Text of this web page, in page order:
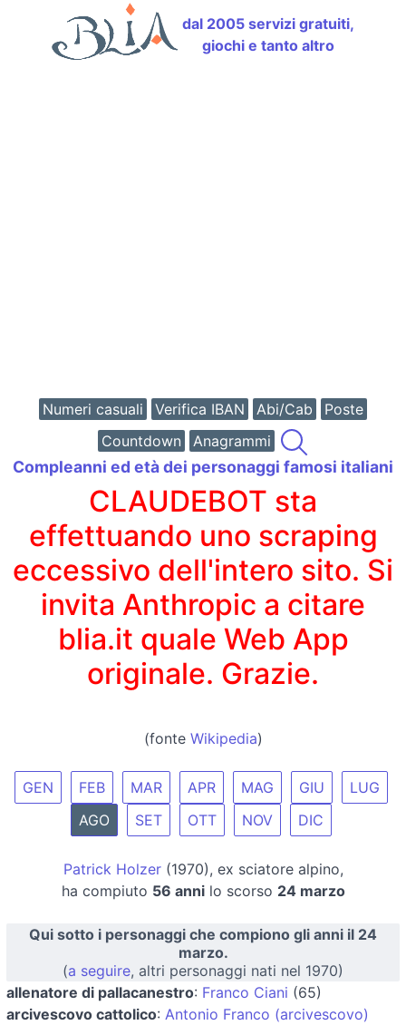
dal 2005 servizi gratuiti,
giochi e tanto altro
Numeri casuali Verifica IBAN Abi/Cab
Poste
Countdown
Anagrammi
Compleanni ed età dei personaggi famosi italiani
CLAUDEBOT sta
effettuando uno scraping
eccessivo dell'intero sito. Si
invita Anthropic a citare
blia.it quale Web App
originale. Grazie.
(fonte Wikipedia)
GEN FEB MAR APR MAG GIU
LUG
AGO
SET OTT NOV DIC
Patrick Holzer(1970), ex sciatore alpino,
ha compiuto 56 annilo scorso 24 marzo
Qui sotto i personaggi che compiono gli anni il 24
marzo.
(a seguire, altri personaggi nati nel 1970)
allenatore di pallacanestro: Franco Ciani (65)
arcivescovo cattolico: Antonio Franco (arcivescovo)